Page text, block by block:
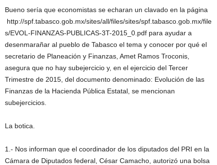
Bueno sería que economistas se echaran un clavado en la página
http://spf.tabasco.gob.mx/sites/all/files/sites/spf.tabasco.gob.mx/file
s/EVOL-FINANZAS-PUBLICAS-3T-2015_0.pdf para ayudar a
desenmarañar al pueblo de Tabasco el tema y conocer por qué el
secretario de Planeación y Finanzas, Amet Ramos Troconis,
asegura que no hay subejercicio y, en el ejercicio del Tercer
Trimestre de 2015, del documento denominado: Evolución de las
Finanzas de la Hacienda Pública Estatal, se mencionan
subejercicios.
La botica.
1.- Nos informan que el coordinador de los diputados del PRI en la
Cámara de Diputados federal, César Camacho, autorizó una bolsa